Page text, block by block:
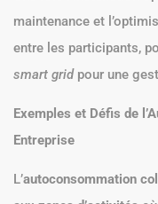
maintenance et
entre les participants,
smart gridpour une
Exemples et Défis de
Entreprise
L’autoconsommation